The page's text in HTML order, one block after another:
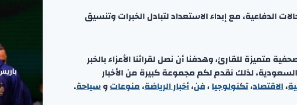
الدفاعية، مع إبداء الاستعداد لتبادل الخبرات وتنسيق
متميزة للقارئ، وهدفنا أن نصل لقرائنا الأعزاء بالخبر
لذلك نقدم لكم مجموعة كبيرة من الأخبار
،الاقتصاد،تكنولوجيا،فن،أخبار الرياضة،منوعاتوسياحة.